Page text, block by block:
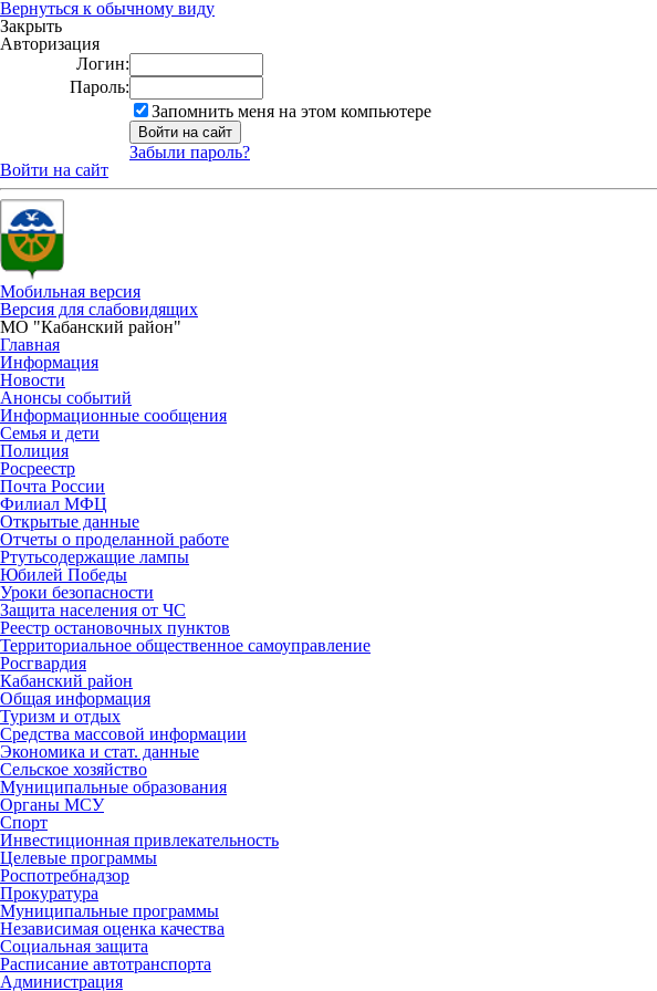
Вернуться к обычному виду
Закрыть
Авторизация
Логин:
Пароль:
Запомнить меня на этом компьютере
Забыли пароль?
Войти на сайт
Мобильная версия
Версия для слабовидящих
МО "Кабанский район"
Главная
Информация
Новости
Анонсы событий
Информационные сообщения
Семья и дети
Полиция
Росреестр
Почта России
Филиал МФЦ
Открытые данные
Отчеты о проделанной работе
Ртутьсодержащие лампы
Юбилей Победы
Уроки безопасности
Защита населения от ЧС
Реестр остановочных пунктов
Территориальное общественное самоуправление
Росгвардия
Кабанский район
Общая информация
Туризм и отдых
Средства массовой информации
Экономика и стат. данные
Сельское хозяйство
Муниципальные образования
Органы МСУ
Спорт
Инвестиционная привлекательность
Целевые программы
Роспотребнадзор
Прокуратура
Муниципальные программы
Независимая оценка качества
Социальная защита
Расписание автотранспорта
Администрация